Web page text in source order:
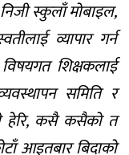
स्कुलाँ मोबाइल,
व्यापार गर्न
शिक्षकलाई
समिति र
हेरि, कसै कसैको त
आइतबार बिदाको